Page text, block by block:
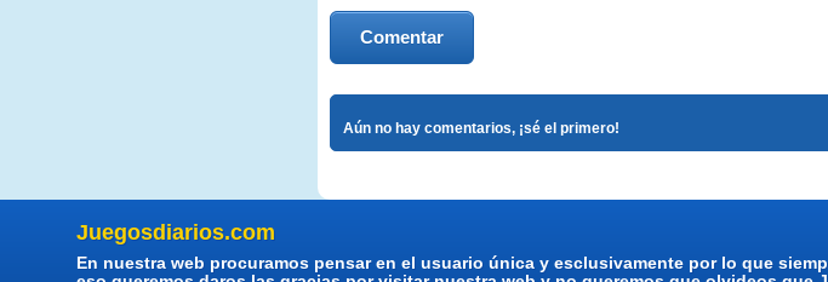
Comentar
Aún no hay comentarios, ¡sé el primero!
Juegosdiarios.com
En nuestra web procuramos pensar en el usuario única y esclusivamente por lo que